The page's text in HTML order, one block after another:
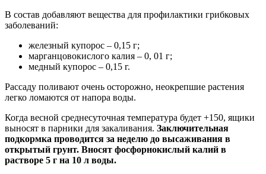
В состав добавляют вещества для профилактики грибковых
заболеваний:
железный купорос – 0,15 г;
марганцовокислого калия – 0, 01 г;
медный купорос – 0,15 г.
Рассаду поливают очень осторожно, неокрепшие растения
легко ломаются от напора воды.
Когда весной среднесуточная температура будет +150, ящики
выносят в парники для закаливания. Заключительная
подкормка проводится за неделю до высаживания в
открытый грунт. Вносят фосфорнокислый калий в
растворе 5 г на 10 л воды.